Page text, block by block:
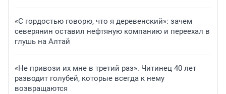
«С гордостью говорю, что я деревенский»: зачем
северянин оставил нефтяную компанию и переехал в
глушь на Алтай
«Не привози их мне в третий раз». Читинец 40 лет
разводит голубей, которые всегда к нему
возвращаются